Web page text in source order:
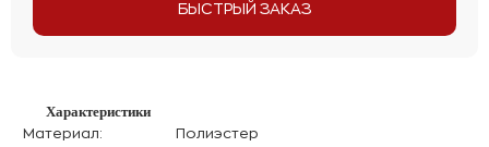
БЫСТРЫЙ ЗАКАЗ
Характеристики
Материал:
Полиэстер